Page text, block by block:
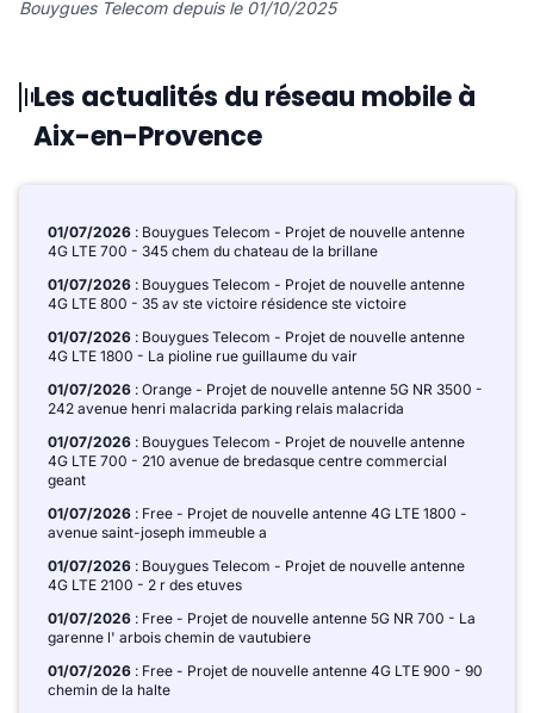
Bouygues Telecom depuis le 01/10/2025
Les actualités du réseau mobile à
Aix-en-Provence
01/07/2026 : Bouygues Telecom - Projet de nouvelle antenne
4G LTE 700 - 345 chem du chateau de la brillane
01/07/2026 : Bouygues Telecom - Projet de nouvelle antenne
4G LTE 800 - 35 av ste victoire résidence ste victoire
01/07/2026 : Bouygues Telecom - Projet de nouvelle antenne
4G LTE 1800 - La pioline rue guillaume du vair
01/07/2026 : Orange - Projet de nouvelle antenne 5G NR 3500 -
242 avenue henri malacrida parking relais malacrida
01/07/2026 : Bouygues Telecom - Projet de nouvelle antenne
4G LTE 700 - 210 avenue de bredasque centre commercial
geant
01/07/2026 : Free - Projet de nouvelle antenne 4G LTE 1800 -
avenue saint-joseph immeuble a
01/07/2026 : Bouygues Telecom - Projet de nouvelle antenne
4G LTE 2100 - 2 r des etuves
01/07/2026 : Free - Projet de nouvelle antenne 5G NR 700 - La
garenne l' arbois chemin de vautubiere
01/07/2026 : Free - Projet de nouvelle antenne 4G LTE 900 - 90
chemin de la halte